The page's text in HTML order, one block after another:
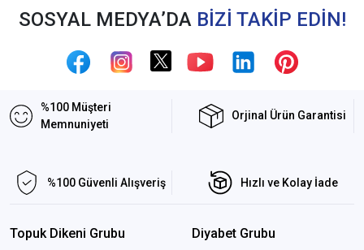
SOSYAL MEDYA’DA BİZİ TAKİP EDİN!
%100 Müşteri
Memnuniyeti
Orjinal Ürün Garantisi
%100 Güvenli Alışveriş Hızlı ve Kolay İade
Topuk Dikeni Grubu Diyabet Grubu